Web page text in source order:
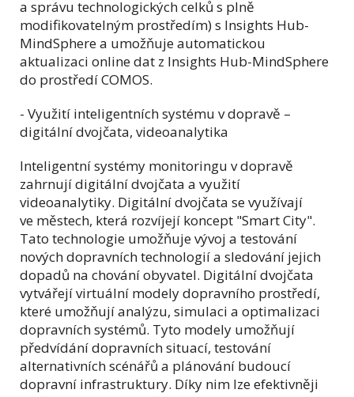
a správu technologických celků s plně
modifikovatelným prostředím) s Insights Hub-
MindSphere a umožňuje automatickou
aktualizaci online dat z Insights Hub-MindSphere
do prostředí COMOS.
- Využití inteligentních systému v dopravě –
digitální dvojčata, videoanalytika
Inteligentní systémy monitoringu v dopravě
zahrnují digitální dvojčata a využití
videoanalytiky. Digitální dvojčata se využívají
ve městech, která rozvíjejí koncept "Smart City".
Tato technologie umožňuje vývoj a testování
nových dopravních technologií a sledování jejich
dopadů na chování obyvatel. Digitální dvojčata
vytvářejí virtuální modely dopravního prostředí,
které umožňují analýzu, simulaci a optimalizaci
dopravních systémů. Tyto modely umožňují
předvídání dopravních situací, testování
alternativních scénářů a plánování budoucí
dopravní infrastruktury. Díky nim lze efektivněji